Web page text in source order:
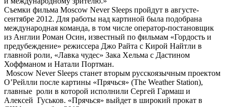
Съемки фильма Moscow Never Sleeps пройдут в августе-
сентябре 2012. Для работы над картиной была подобрана
международная команда, в том числе оператор-постановщик
из Англии Роман Осин, известный по фильмам «Гордость и
предубеждение» режиссера Джо Райта с Кирой Найтли в
главной роли, «Лавка чудес» Зака Хельма с Дастином
Хоффманом и Натали Портман.
Moscow Never Sleeps станет вторым русскоязычным проектом
О’Рейлли после картины «Прячься» (The Weather Station),
главные роли в которой исполнили Сергей Гармаш и
Алексей Гуськов. «Прячься» выйдет в широкий прокат в